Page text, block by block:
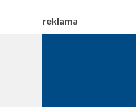
reklama